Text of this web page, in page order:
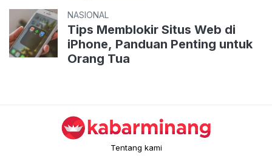
NASIONAL
Tips Memblokir Situs Web di
iPhone, Panduan Penting untuk
Orang Tua
Tentang kami